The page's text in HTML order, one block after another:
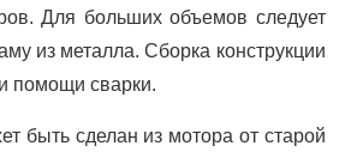
Для больших объемов следует
из металла. Сборка конструкции
помощи сварки.
быть сделан из мотора от старой